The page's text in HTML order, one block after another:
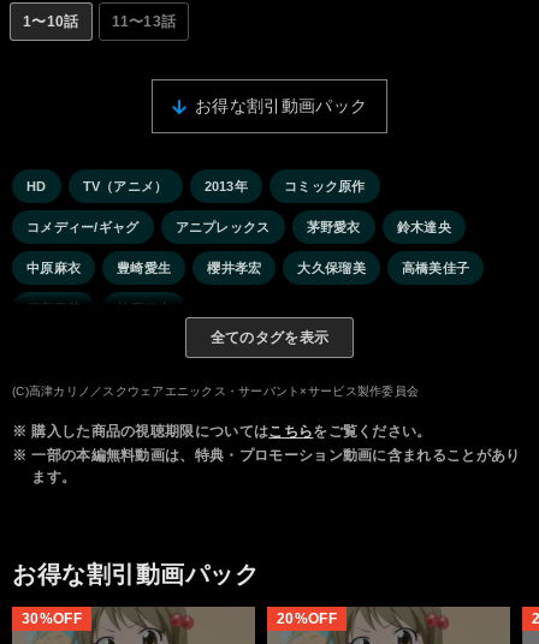
1〜10話 11〜13話
お得な割引動画パック
HD TV（アニメ） 2013年 コミック原作
コメディー/ギャグ アニプレックス 茅野愛衣 鈴木達央
中原麻衣 豊崎愛生 櫻井孝宏 大久保瑠美 高橋美佳子
日高里菜 柿原徹也
全てのタグを表示
(C)高津カリノ／スクウェアエニックス・サーバント×サービス製作委員会
※ 購入した商品の視聴期限についてはこちらをご覧ください。
※ 一部の本編無料動画は、特典・プロモーション動画に含まれることがあり
ます。
お得な割引動画パック
30%OFF 20%OFF